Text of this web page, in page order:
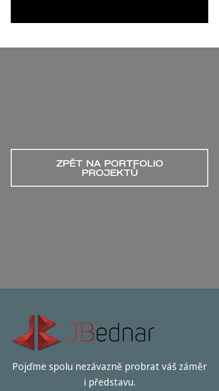
ZPĚT NA PORTFOLIO
PROJEKTŮ
Pojďme spolu nezávazně probrat váš záměr
i představu.